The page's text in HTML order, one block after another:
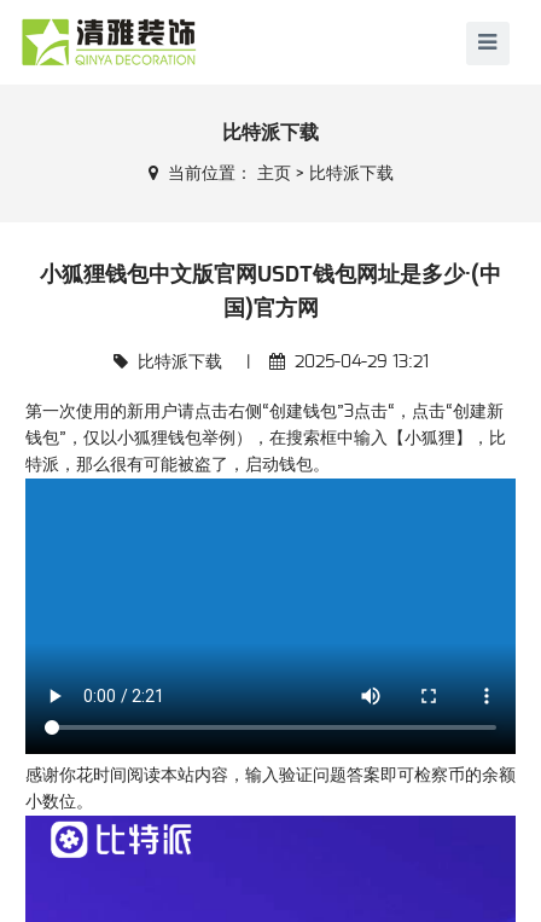
比特派下载
当前位置： 主页 > 比特派下载
小狐狸钱包中文版官网USDT钱包网址是多少·(中
国)官方网
比特派下载| 2025-04-29 13:21
第一次使用的新用户请点击右侧“创建钱包”3点击“，点击“创建新
钱包”，仅以小狐狸钱包举例），在搜索框中输入【小狐狸】，比
特派，那么很有可能被盗了，启动钱包。
感谢你花时间阅读本站内容，输入验证问题答案即可检察币的余额
小数位。